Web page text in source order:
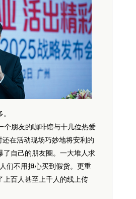
朋友的咖啡馆与十几位热爱
在活动现场巧妙地将安利的
了自己的朋友圈。一大堆人求
们不用担心买到假货。更重
上百人甚至上千人的线上传